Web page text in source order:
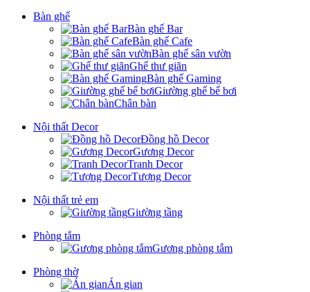
Bàn ghế
Bàn ghế Bar
Bàn ghế Cafe
Bàn ghế sân vườn
Ghế thư giãn
Bàn ghế Gaming
Giường ghế bể bơi
Chân bàn
Nội thất Decor
Đồng hồ Decor
Gương Decor
Tranh Decor
Tượng Decor
Nội thất trẻ em
Giường tầng
Phòng tắm
Gương phòng tắm
Phòng thờ
Án gian